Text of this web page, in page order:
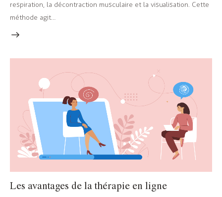
respiration, la décontraction musculaire et la visualisation. Cette
méthode agit…
Les avantages de la thérapie en ligne